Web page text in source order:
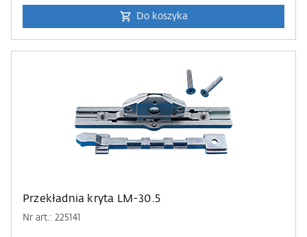
Do koszyka
Przekładnia kryta LM-30.5
Nr art.: 225141